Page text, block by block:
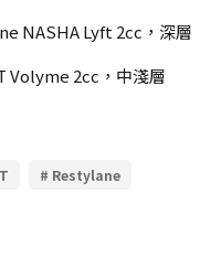
NASHA Lyft 2cc，深層
Volyme 2cc，中淺層
# Restylane